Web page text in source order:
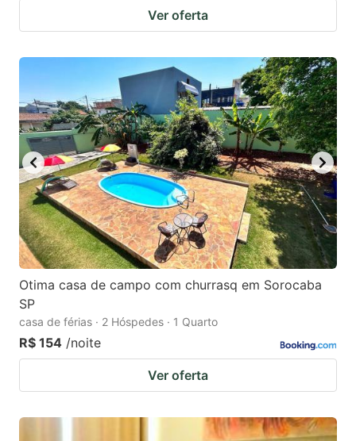
Ver oferta
Otima casa de campo com churrasq em Sorocaba
SP
casa de férias · 2 Hóspedes · 1 Quarto
R$ 154 /noite
Ver oferta